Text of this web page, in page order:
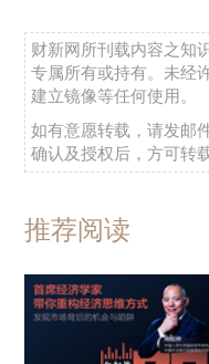
财新网所刊载内容之知
专属所有或持有。未经
建立镜像等任何使用。
如有意愿转载，请发邮
确认及授权后，方可转载
推荐阅读